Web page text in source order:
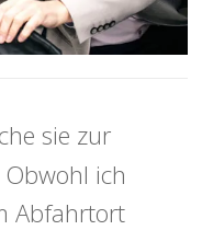
sie zur
ich
Abfahrtort